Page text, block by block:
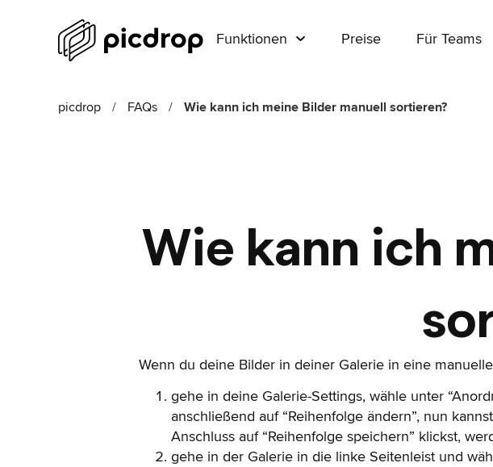
Funktionen Preise Für Teams
picdrop / FAQs / Wie kann ich meine Bilder manuell sortieren?
Wie kann ich
Wenn du deine Bilder in deiner Galerie in eine
gehe in deine Galerie-Settings, wähle unter
anschließend auf “Reihenfolge ändern”, nun
Anschluss auf “Reihenfolge speichern” klickst,
gehe in der Galerie in die linke Seitenleist und